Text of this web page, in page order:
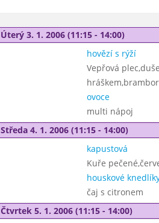
Úterý 3. 1. 2006 (11:15 - 14:00)
hovězí s rýží
Vepřová
hráškem,brambor
ovoce
multi nápoj
Středa 4. 1. 2006 (11:15 - 14:00)
kapustová
Kuře
houskové
čaj s citronem
Čtvrtek 5. 1. 2006 (11:15 - 14:00)